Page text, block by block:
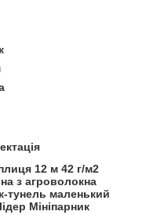
12 м 42 г/м2
з агроволокна
тунель маленький
Мініпарник